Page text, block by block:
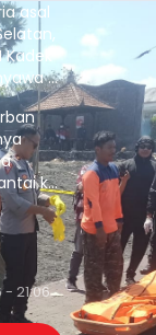
asal
di
ke
21:06